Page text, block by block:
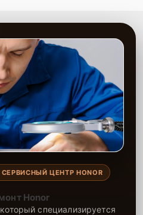
ЦЕНТР HONOR
Honor
специализируется